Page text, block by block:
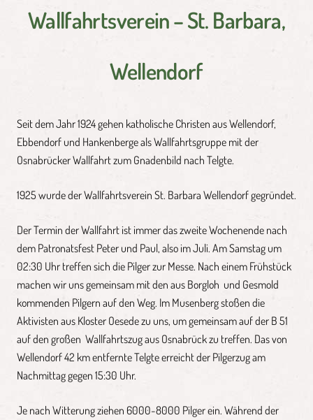
Wallfahrtsverein – St. Barbara,
Wellendorf
Seit dem Jahr 1924 gehen katholische Christen aus Wellendorf,
Ebbendorf und Hankenberge als Wallfahrtsgruppe mit der
Osnabrücker Wallfahrt zum Gnadenbild nach Telgte.
1925 wurde der Wallfahrtsverein St. Barbara Wellendorf gegründet.
Der Termin der Wallfahrt ist immer das zweite Wochenende nach
dem Patronatsfest Peter und Paul, also im Juli. Am Samstag um
02:30 Uhr treffen sich die Pilger zur Messe. Nach einem Frühstück
machen wir uns gemeinsam mit den aus Borgloh und Gesmold
kommenden Pilgern auf den Weg. Im Musenberg stoßen die
Aktivisten aus Kloster Oesede zu uns, um gemeinsam auf der B 51
auf den großen Wallfahrtszug aus Osnabrück zu treffen. Das von
Wellendorf 42 km entfernte Telgte erreicht der Pilgerzug am
Nachmittag gegen 15:30 Uhr.
Je nach Witterung ziehen 6000-8000 Pilger ein. Während der